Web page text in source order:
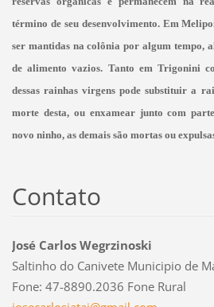
término de seu desenvolvimento. Em
ser mantidas na colônia por algum tempo,
de alimento vazios. Tanto em Trigonini
dessas rainhas virgens pode substituir a
morte desta, ou enxamear junto com
novo ninho, as demais são mortas ou
Contato
José Carlos Wegrzinoski
Saltinho do Canivete Municipio de
Fone: 47-8890.2036 Fone Rural